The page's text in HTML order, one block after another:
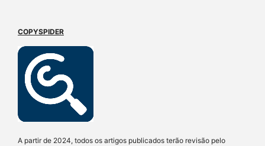
COPYSPIDER
A partir de 2024, todos os artigos publicados terão revisão pelo